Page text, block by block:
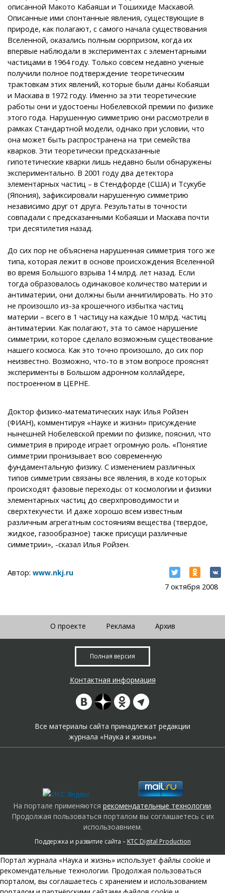
описанной Макото Кабаяши и Тошихиде Маскавой.
Описанные ими спонтанные явления, существующие в
природе, как полагают, с самого начала существования
Вселенной, оказались полным сюрпризом, когда их
впервые наблюдали в экспериментах с элементарными
частицами в 1964 году. Только совсем недавно ученые
получили полное подтверждение теоретическим
трактовкам этих явлений, которые были даны Кобаяши
и Маскава в 1972 году. Именно за эти теоретические
работы они и удостоены Нобелевской премии по физике
этого года. Нарушенную симметрию они рассмотрели в
рамках Стандартной модели, однако при условии, что
она может быть распространена на три семейства
кварков. Эти теоретически предсказанные
гипотетические кварки лишь недавно были обнаружены
экспериментально. В 2001 году два детектора
элементарных частиц – в Стендфорде (США) и Тсукубе
(Япония), зафиксировали нарушенную симметрию
независимо друг от друга. Результаты в точности
совпадали с предсказанными Кобаяши и Маскава почти
три десятилетия назад.
До сих пор не объяснена нарушенная симметрия того же
типа, которая лежит в основе происхождения Вселенной
во время Большого взрыва 14 млрд. лет назад. Если
тогда образовалось одинаковое количество материи и
антиматерии, они должны были аннигилировать. Но это
не произошло из-за крошечного избытка частиц
материи – всего в 1 частицу на каждые 10 млрд. частиц
антиматерии. Как полагают, эта то самое нарушение
симметрии, которое сделало возможным существование
нашего космоса. Как это точно произошло, до сих пор
неизвестно. Возможно, что-то в этом вопросе прояснят
эксперименты в Большом адронном коллайдере,
построенном в ЦЕРНЕ.
Доктор физико-математических наук Илья Ройзен
(ФИАН), комментируя «Науке и жизни» присуждение
нынешней Нобелевской премии по физике, пояснил, что
симметрия в природе играет огромную роль. «Понятие
симметрии пронизывает всю современную
фундаментальную физику. С изменением различных
типов симметрии связаны все явления, в ходе которых
происходят фазовые переходы: от космологии и физики
элементарных частиц до сверхпроводимости и
сверхтекучести. И даже хорошо всем известным
различным агрегатным состояниям вещества (твердое,
жидкое, газообразное) также присущи различные
симметрии», -сказал Илья Ройзен.
7 октября 2008
Автор: www.nkj.ru
О проекте Реклама Архив
Полная версия
Контактная информация
Все материалы сайта принадлежат редакции
журнала «Наука и жизнь»
На портале применяются рекомендательные технологии.
Продолжая пользоваться порталом вы соглашаетесь с их
использоавнием.
Поддержка и развитие сайта – KTC Digital Production
Портал журнала «Наука и жизнь» использует файлы cookie и
рекомендательные технологии. Продолжая пользоваться
порталом, вы соглашаетесь с хранением и использованием